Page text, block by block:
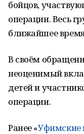
бойцов,
операции. Весь
ближайшее
В своём
неоценимый
детей и
операции.
Ранее «Уфимские